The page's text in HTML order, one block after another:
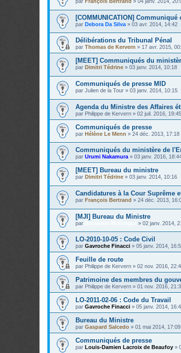
[COMMUNICATION]
par Debora Da Silva » 03 avr. 2014, 14:42
Délibérations du Tribunal Pénal
par Thomas de Kervern » 17 avr. 2015,
[MEET] Communiqués du
par Dimitri Tédrine » 03 janv. 2014, 10:18
Communiqués de presse MID
par Julien de la Tour » 03 janv. 2014, 10:15
Agenda du Ministre des Affaires
par Philippe de Kervern » 02 juil. 2016, 19:45
Communiqués de presse
par Hélène Le Menn » 24 déc. 2013, 17:18
Communiqués du ministère de
par Urumi Nakamura » 03 janv. 2016,
[MEET] Bureau du ministre
par Dimitri Tédrine » 03 janv. 2014, 10:16
Candidatures à la Cour Suprême
par François Bertrand » 24 déc. 2013,
[MJI] Bureau du Ministre
par » 02 janv. 2014,
LO-2010-10-05 : Code Civil
par Gavroche Finacci » 05 janv. 2014,
Feuille de route
par Philippe de Kervern » 02 nov. 2016,
Patrimoine des membres du
par Philippe de Kervern » 01 nov. 2016,
LO-2011-02-06 : Code du Travail
par Gavroche Finacci » 05 janv. 2014,
Bureau du Ministre
par Gaspard Salcedo » 01 mai 2014, 17:09
Communiqués de presse
par Louis-Damien Lacroix de Beaufoy »